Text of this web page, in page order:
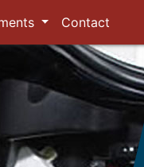
Contact